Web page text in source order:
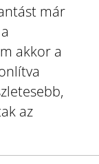
már
akkor a
az